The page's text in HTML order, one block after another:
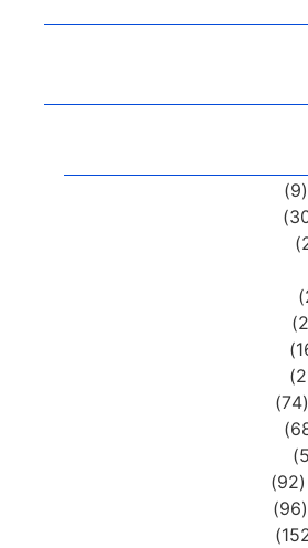
(9)
(74)
(92)
(96)